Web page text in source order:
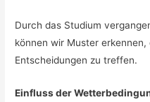
Durch das Studium
können wir Muster
Entscheidungen zu treffen.
Einfluss der